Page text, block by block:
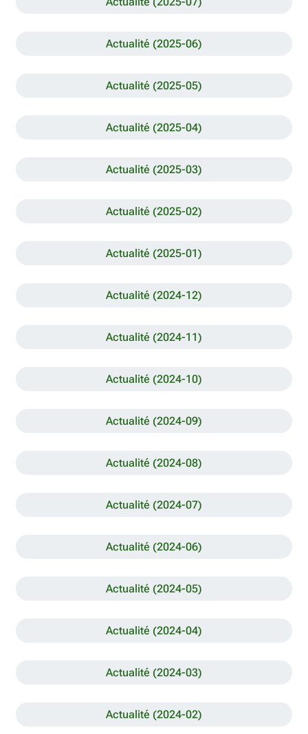
Actualité (2025-06)
Actualité (2025-05)
Actualité (2025-04)
Actualité (2025-03)
Actualité (2025-02)
Actualité (2025-01)
Actualité (2024-12)
Actualité (2024-11)
Actualité (2024-10)
Actualité (2024-09)
Actualité (2024-08)
Actualité (2024-07)
Actualité (2024-06)
Actualité (2024-05)
Actualité (2024-04)
Actualité (2024-03)
Actualité (2024-02)